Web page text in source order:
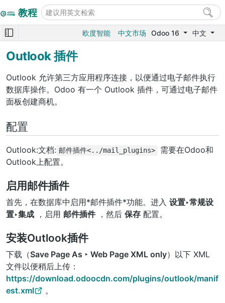
教程
欧度智能 中文市场 Odoo 16 中文
Outlook 插件
Outlook 允许第三方应用程序连接，以便通过电子邮件执行
数据库操作。Odoo 有一个 Outlook 插件，可通过电子邮件
面板创建商机。
配置
Outlook:文档: 邮件插件<../mail_plugins>
需要在Odoo和
Outlook上配置。
启用邮件插件
首先，在数据库中启用*邮件插件*功能。进入 设置‣常规设
置‣集成 ，启用 邮件插件，然后 保存 配置。
安装Outlook插件
下载（Save Page As ‣ Web Page XML only）以下 XML
文件以便稍后上传：
https://download.odoocdn.com/plugins/outlook/manif
est.xml
。